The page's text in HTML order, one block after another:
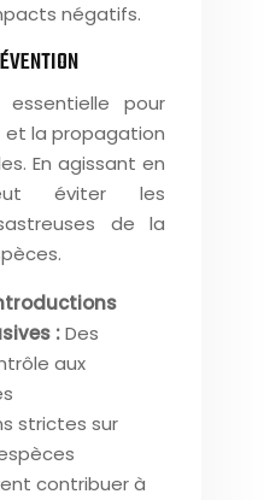
négatifs.
pour
et la propagation
En agissant en
éviter les
de la
:Des
aux
strictes sur
contribuer à